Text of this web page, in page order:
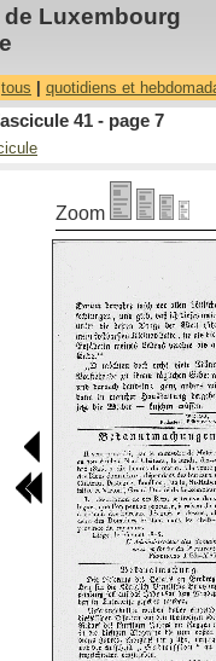
Luxembourg
tous quotidiens et
41 - page 7
Zoom